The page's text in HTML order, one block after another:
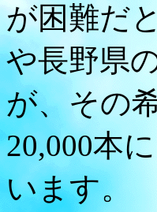
が困難だ
や長野県
が、その
20,000本
います。